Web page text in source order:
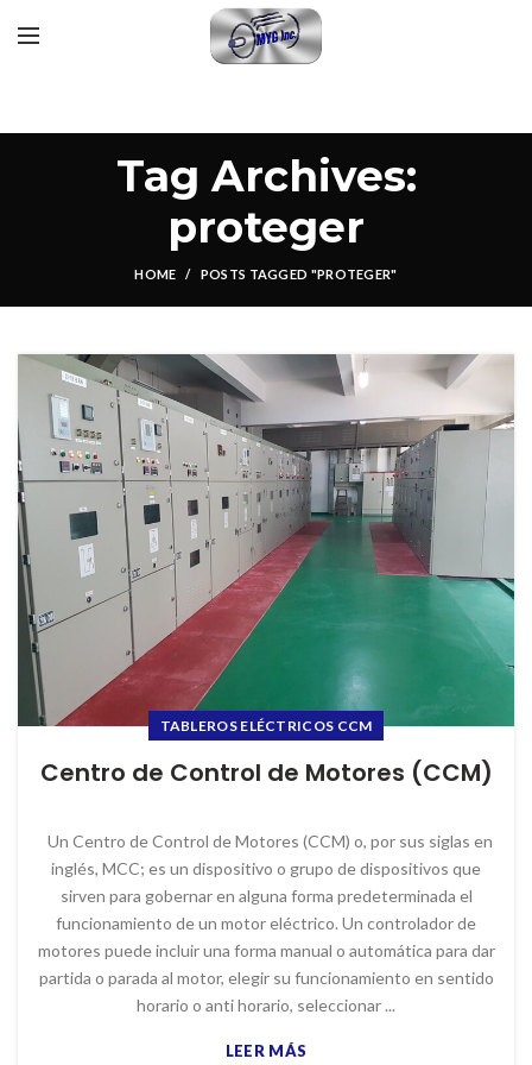
Tag Archives:
proteger
HOME POSTS TAGGED "PROTEGER"
TABLEROS ELÉCTRICOS CCM
Centro de Control de Motores (CCM)
Un Centro de Control de Motores (CCM) o, por sus siglas en
inglés, MCC; es un dispositivo o grupo de dispositivos que
sirven para gobernar en alguna forma predeterminada el
funcionamiento de un motor eléctrico. Un controlador de
motores puede incluir una forma manual o automática para dar
partida o parada al motor, elegir su funcionamiento en sentido
horario o anti horario, seleccionar ...
LEER MÁS